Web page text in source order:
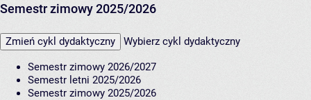
Semestr zimowy 2025/2026
Zmień cykl dydaktyczny Wybierz cykl dydaktyczny
Semestr zimowy 2026/2027
Semestr letni 2025/2026
Semestr zimowy 2025/2026